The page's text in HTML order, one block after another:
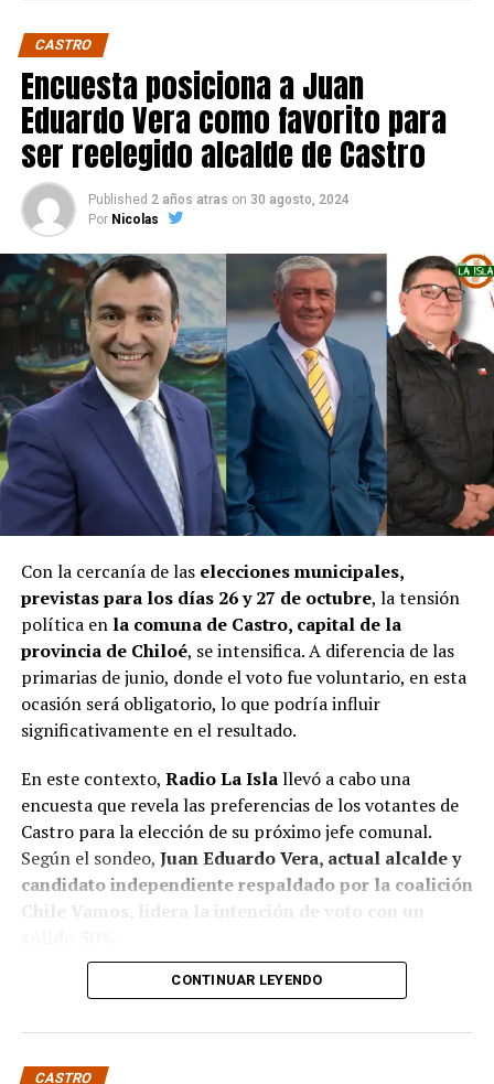
CASTRO
Encuesta posiciona a Juan
Eduardo Vera como favorito para
ser reelegido alcalde de Castro
Published 2 años atras on 30 agosto, 2024
Por Nicolas
Con la cercanía de las elecciones municipales,
previstas para los días 26 y 27 de octubre, la tensión
política en la comuna de Castro, capital de la
provincia de Chiloé, se intensifica. A diferencia de las
primarias de junio, donde el voto fue voluntario, en esta
ocasión será obligatorio, lo que podría influir
significativamente en el resultado.
En este contexto, Radio La Islallevó a cabo una
encuesta que revela las preferencias de los votantes de
Castro para la elección de su próximo jefe comunal.
Según el sondeo, Juan Eduardo Vera, actual alcalde y
candidato independiente respaldado por la coalición
Chile Vamos, lidera la intención de voto con un
Baltazar Elgueta, candidato del Partido Socialista
segundo lugar con un 41% de apoyo, mientras que
Jaime Guerrero, candidato independiente por el
CONTINUAR LEYENDO
CASTRO